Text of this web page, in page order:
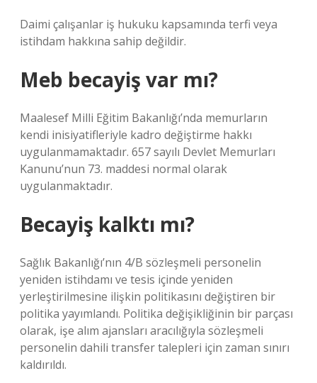
Daimi çalışanlar iş hukuku kapsamında terfi veya
istihdam hakkına sahip değildir.
Meb becayiş var mı?
Maalesef Milli Eğitim Bakanlığı’nda memurların
kendi inisiyatifleriyle kadro değiştirme hakkı
uygulanmamaktadır. 657 sayılı Devlet Memurları
Kanunu’nun 73. maddesi normal olarak
uygulanmaktadır.
Becayiş kalktı mı?
Sağlık Bakanlığı’nın 4/B sözleşmeli personelin
yeniden istihdamı ve tesis içinde yeniden
yerleştirilmesine ilişkin politikasını değiştiren bir
politika yayımlandı. Politika değişikliğinin bir parçası
olarak, işe alım ajansları aracılığıyla sözleşmeli
personelin dahili transfer talepleri için zaman sınırı
kaldırıldı.